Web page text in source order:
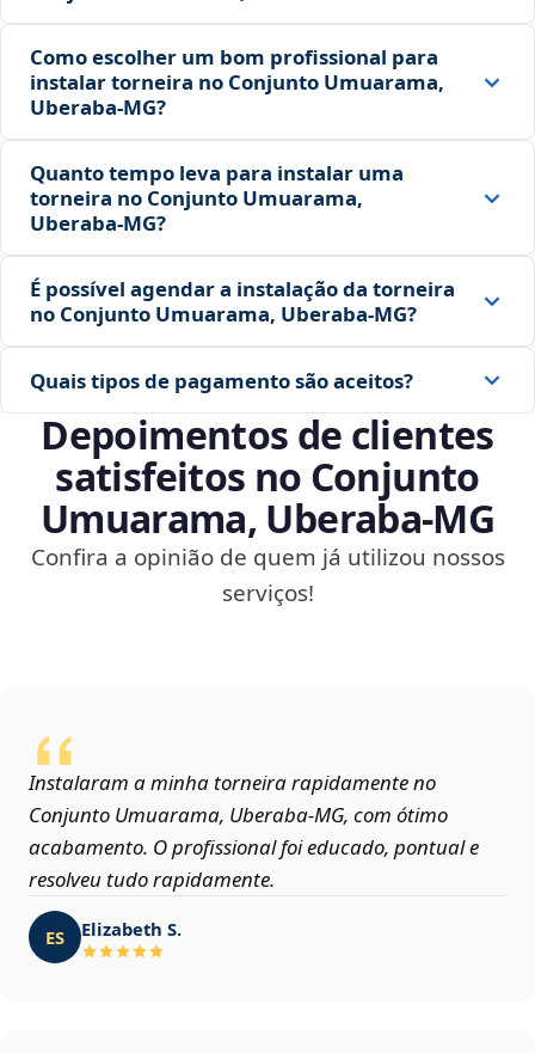
Como escolher um bom profissional para
instalar torneira no Conjunto Umuarama,
Uberaba‑MG?
Quanto tempo leva para instalar uma
torneira no Conjunto Umuarama,
Uberaba‑MG?
É possível agendar a instalação da torneira
no Conjunto Umuarama, Uberaba‑MG?
Quais tipos de pagamento são aceitos?
Depoimentos de clientes
satisfeitos no Conjunto
Umuarama, Uberaba‑MG
Confira a opinião de quem já utilizou nossos
serviços!
Instalaram a minha torneira rapidamente no
Conjunto Umuarama, Uberaba‑MG, com ótimo
acabamento. O profissional foi educado, pontual e
resolveu tudo rapidamente.
ES Elizabeth S.